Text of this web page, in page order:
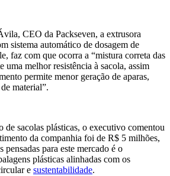
CEO da Packseven, a extrusora
sistema automático de dosagem de
faz com que ocorra a “mistura correta das
uma melhor resistência à sacola, assim
permite menor geração de aparas,
material”.
de sacolas plásticas, o executivo comentou
da companhia foi de R$ 5 milhões,
pensadas para este mercado é o
plásticas alinhadas com os
e sustentabilidade.